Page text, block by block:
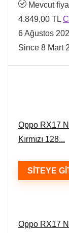
Mevcut
4.849,00 TL
6 Ağustos
Since 8 Mart
Oppo RX17
Kırmızı 128...
SITEYE
Oppo RX17